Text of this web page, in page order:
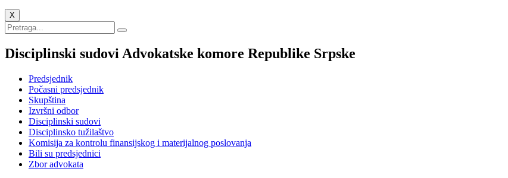
X
Disciplinski sudovi Advokatske komore Republike Srpske
Predsjednik
Počasni predsjednik
Skupština
Izvršni odbor
Disciplinski sudovi
Disciplinsko tužilaštvo
Komisija za kontrolu finansijskog i materijalnog poslovanja
Bili su predsjednici
Zbor advokata